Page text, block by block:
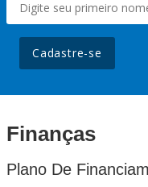
Cadastre-se
Finanças
Plano De